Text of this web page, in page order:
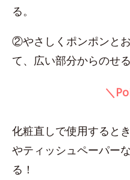
る。
②やさしくポンポンと
て、広い部分からのせる
＼
化粧直しで使用すると
やティッシュペーパー
る！